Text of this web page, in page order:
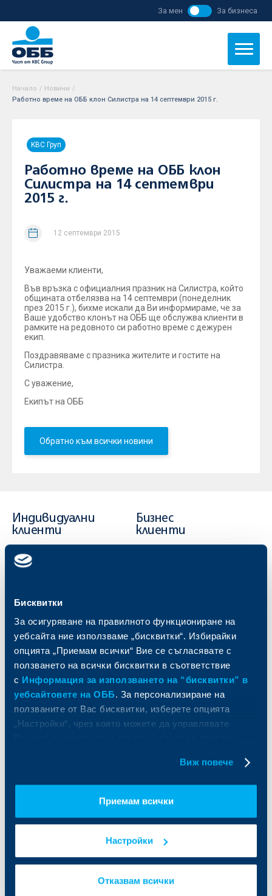
Бисквитки
За осигуряване на правилното функциониране на
уебсайта ние използваме „бисквитки“. Избирайки
опцията „Приемам всички“ Вие се съгласявате с
ползването на всички бисквитки в съответствие
с Информация за използването на “бисквитки” в
уебсайтовете на ОББ. За персонализиране на
ползваните от Вас бисквитки, изберете опцията
„Настройки“, чрез която можете да управлявате
Виж повече
Приемам всички
Настройки
Отказвам всички
За мен За бизнеса
Начало / Новини /
Работно време на ОББ клон Силистра на 14 септември 2015 г.
KBC Груп
Работно време на ОББ клон
Силистра на 14 септември
2015 г.
12 септември 2015
Уважаеми клиенти,
Във връзка с официалния празник на Силистра, който
общината отбелязва на 14 септември (понеделник
през 2015 г.), бихме искали да Ви информираме, че за
Ваше удобство клонът на ОББ ще обслужва клиенти в
рамките на редовното си работно време с дежурен
екип.
Поздравяваме с празника жителите и гостите на
Силистра.
С уважение,
Екипът на ОББ
Обратно към всички новини
Индивидуални
клиенти
Карти
Спестявания и инвестиции
Застраховки
Актуализация на клиентски данни
Бизнес
клиенти
и попечителски услуги
Факторинг
Кредити за собственици на фирми
Финансови институции и суверени
За ОББ
Кои сме ние
Новини
Групата на KBC
ДЗИ
ОББ Асет мениджмънт
Продажба на имоти
Бисквитки